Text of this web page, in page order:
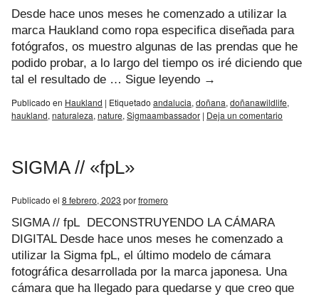
Desde hace unos meses he comenzado a utilizar la
marca Haukland como ropa especifica diseñada para
fotógrafos, os muestro algunas de las prendas que he
podido probar, a lo largo del tiempo os iré diciendo que
tal el resultado de … Sigue leyendo →
Publicado en Haukland | Etiquetado andalucia, doñana, doñanawildlife,
haukland, naturaleza, nature, Sigmaambassador | Deja un comentario
SIGMA // «fpL»
Publicado el 8 febrero, 2023 porfromero
SIGMA // fpL DECONSTRUYENDO LA CÁMARA
DIGITAL Desde hace unos meses he comenzado a
utilizar la Sigma fpL, el último modelo de cámara
fotográfica desarrollada por la marca japonesa. Una
cámara que ha llegado para quedarse y que creo que